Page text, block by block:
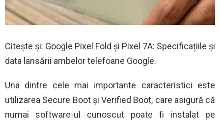
Citește și: Google Pixel Fold și Pixel 7A: Specificațiile și
data lansării ambelor telefoane Google.
Una dintre cele mai importante caracteristici este
utilizarea Secure Boot și Verified Boot, care asigură că
numai software-ul cunoscut poate fi instalat pe